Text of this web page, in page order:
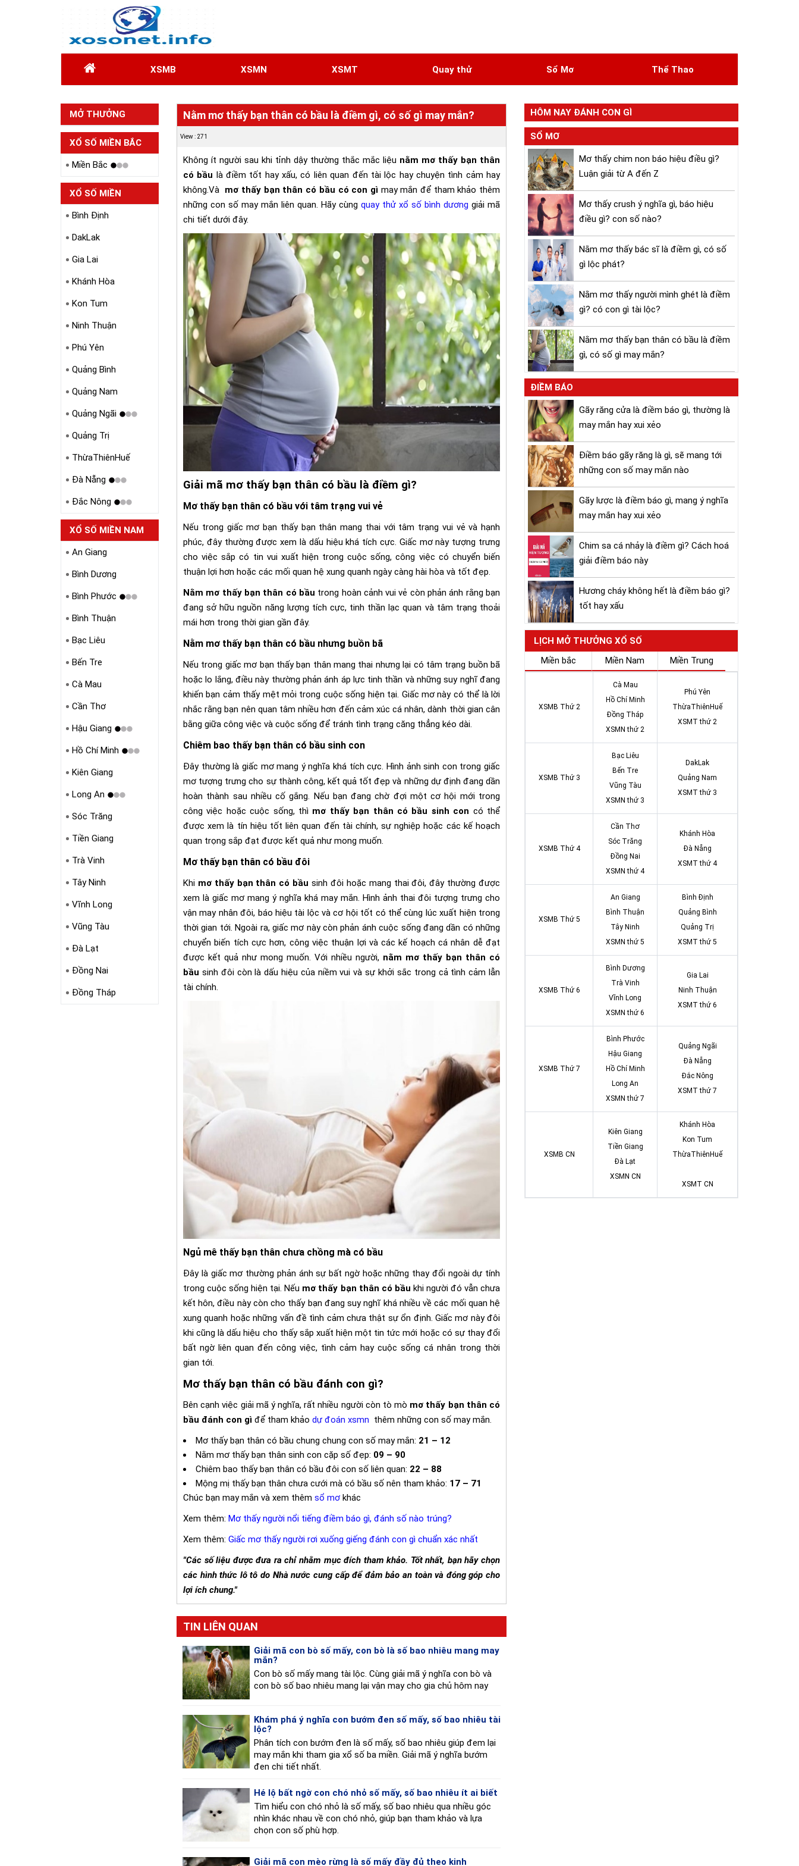
XSMB XSMN XSMT Quay thử Sổ Mơ Thể Thao
MỞ THƯỞNG
HÔM QUA
XỔ SỐ MIỀN BẮC
Miền Bắc
XỔ SỐ MIỀN
TRUNG
Bình Định
DakLak
Gia Lai
Khánh Hòa
Kon Tum
Ninh Thuận
Phú Yên
Quảng Bình
Quảng Nam
Quảng Ngãi
Quảng Trị
ThừaThiênHuế
Đà Nẵng
Đắc Nông
XỔ SỐ MIỀN NAM
An Giang
Bình Dương
Bình Phước
Bình Thuận
Bạc Liêu
Bến Tre
Cà Mau
Cần Thơ
Hậu Giang
Hồ Chí Minh
Kiên Giang
Long An
Sóc Trăng
Tiền Giang
Trà Vinh
Tây Ninh
Vĩnh Long
Vũng Tàu
Đà Lạt
Đồng Nai
Đồng Tháp
Nằm mơ thấy bạn thân có bầu là điềm gì, có số gì may mắn?
View : 271
Không ít người sau khi tỉnh dậy thường thắc mắc liệu nằm mơ thấy bạn thân
có bầu là điềm tốt hay xấu, có liên quan đến tài lộc hay chuyện tình cảm hay
không.Và mơ thấy bạn thân có bầu có con gìmay mắn để tham khảo thêm
những con số may mắn liên quan. Hãy cùng quay thử xổ số bình dương giải mã
chi tiết dưới đây.
Giải mã mơ thấy bạn thân có bầu là điềm gì?
Mơ thấy bạn thân có bầu với tâm trạng vui vẻ
Nếu trong giấc mơ bạn thấy bạn thân mang thai với tâm trạng vui vẻ và hạnh
phúc, đây thường được xem là dấu hiệu khá tích cực. Giấc mơ này tượng trưng
cho việc sắp có tin vui xuất hiện trong cuộc sống, công việc có chuyển biến
thuận lợi hơn hoặc các mối quan hệ xung quanh ngày càng hài hòa và tốt đẹp.
Nằm mơ thấy bạn thân có bầu trong hoàn cảnh vui vẻ còn phản ánh rằng bạn
đang sở hữu nguồn năng lượng tích cực, tinh thần lạc quan và tâm trạng thoải
mái hơn trong thời gian gần đây.
Nằm mơ thấy bạn thân có bầu nhưng buồn bã
Nếu trong giấc mơ bạn thấy bạn thân mang thai nhưng lại có tâm trạng buồn bã
hoặc lo lắng, điều này thường phản ánh áp lực tinh thần và những suy nghĩ đang
khiến bạn cảm thấy mệt mỏi trong cuộc sống hiện tại. Giấc mơ này có thể là lời
nhắc rằng bạn nên quan tâm nhiều hơn đến cảm xúc cá nhân, dành thời gian cân
bằng giữa công việc và cuộc sống để tránh tình trạng căng thẳng kéo dài.
Chiêm bao thấy bạn thân có bầu sinh con
Đây thường là giấc mơ mang ý nghĩa khá tích cực. Hình ảnh sinh con trong giấc
mơ tượng trưng cho sự thành công, kết quả tốt đẹp và những dự định đang dần
hoàn thành sau nhiều cố gắng. Nếu bạn đang chờ đợi một cơ hội mới trong
công việc hoặc cuộc sống, thì mơ thấy bạn thân có bầu sinh con có thể
được xem là tín hiệu tốt liên quan đến tài chính, sự nghiệp hoặc các kế hoạch
quan trọng sắp đạt được kết quả như mong muốn.
Mơ thấy bạn thân có bầu đôi
Khi mơ thấy bạn thân có bầu sinh đôi hoặc mang thai đôi, đây thường được
xem là giấc mơ mang ý nghĩa khá may mắn. Hình ảnh thai đôi tượng trưng cho
vận may nhân đôi, báo hiệu tài lộc và cơ hội tốt có thể cùng lúc xuất hiện trong
thời gian tới. Ngoài ra, giấc mơ này còn phản ánh cuộc sống đang dần có những
chuyển biến tích cực hơn, công việc thuận lợi và các kế hoạch cá nhân dễ đạt
được kết quả như mong muốn. Với nhiều người, nằm mơ thấy bạn thân có
bầu sinh đôi còn là dấu hiệu của niềm vui và sự khởi sắc trong cả tình cảm lẫn
tài chính.
Ngủ mê thấy bạn thân chưa chồng mà có bầu
Đây là giấc mơ thường phản ánh sự bất ngờ hoặc những thay đổi ngoài dự tính
trong cuộc sống hiện tại. Nếu mơ thấy bạn thân có bầu khi người đó vẫn chưa
kết hôn, điều này còn cho thấy bạn đang suy nghĩ khá nhiều về các mối quan hệ
xung quanh hoặc những vấn đề tình cảm chưa thật sự ổn định. Giấc mơ này đôi
khi cũng là dấu hiệu cho thấy sắp xuất hiện một tin tức mới hoặc có sự thay đổi
bất ngờ liên quan đến công việc, tình cảm hay cuộc sống cá nhân trong thời
gian tới.
Mơ thấy bạn thân có bầu đánh con gì?
Bên cạnh việc giải mã ý nghĩa, rất nhiều người còn tò mò mơ thấy bạn thân có
bầu đánh con gì để tham khảo dự đoán xsmn thêm những con số may mắn.
Mơ thấy bạn thân có bầu chung chung con số may mắn: 21 – 12
Nằm mơ thấy bạn thân sinh con cặp số đẹp: 09 – 90
Chiêm bao thấy bạn thân có bầu đôi con số liên quan: 22 – 88
Mộng mị thấy bạn thân chưa cưới mà có bầu số nên tham khảo: 17 – 71
Chúc bạn may mắn và xem thêm sổ mơ khác
Xem thêm: Mơ thấy người nổi tiếng điềm báo gì, đánh số nào trúng?
Xem thêm: Giấc mơ thấy người rơi xuống giếng đánh con gì chuẩn xác nhất
"Các số liệu được đưa ra chỉ nhằm mục đích tham khảo. Tốt nhất, bạn hãy chọn
các hình thức lô tô do Nhà nước cung cấp để đảm bảo an toàn và đóng góp cho
lợi ích chung."
TIN LIÊN QUAN
Giải mã con bò số mấy, con bò là số bao nhiêu mang may
mắn?
Con bò số mấy mang tài lộc. Cùng giải mã ý nghĩa con bò và
con bò số bao nhiêu mang lại vận may cho gia chủ hôm nay
Khám phá ý nghĩa con bướm đen số mấy, số bao nhiêu tài
lộc?
Phân tích con bướm đen là số mấy, số bao nhiêu giúp đem lại
may mắn khi tham gia xổ số ba miền. Giải mã ý nghĩa bướm
đen chi tiết nhất.
Hé lộ bất ngờ con chó nhỏ số mấy, số bao nhiêu ít ai biết
Tìm hiểu con chó nhỏ là số mấy, số bao nhiêu qua nhiều góc
nhìn khác nhau về con chó nhỏ, giúp bạn tham khảo và lựa
chọn con số phù hợp.
Giải mã con mèo rừng là số mấy đầy đủ theo kinh
HÔM NAY ĐÁNH CON GÌ
SỔ MƠ
Mơ thấy chim non báo hiệu điều gì?
Luận giải từ A đến Z
Mơ thấy crush ý nghĩa gì, báo hiệu
điều gì? con số nào?
Nằm mơ thấy bác sĩ là điềm gì, có số
gì lộc phát?
Nằm mơ thấy người mình ghét là điềm
gì? có con gì tài lộc?
Nằm mơ thấy bạn thân có bầu là điềm
gì, có số gì may mắn?
ĐIỀM BÁO
Gãy răng cửa là điềm báo gì, thường là
may mắn hay xui xẻo
Điềm báo gãy răng là gì, sẽ mang tới
những con số may mắn nào
Gãy lược là điềm báo gì, mang ý nghĩa
may mắn hay xui xẻo
Chim sa cá nhảy là điềm gì? Cách hoá
giải điềm báo này
Hương cháy không hết là điềm báo gì?
tốt hay xấu
LỊCH MỞ THƯỞNG XỔ SỐ
Miền bắc
Miền Nam Miền Trung
XSMB Thứ 2
Cà Mau
Hồ Chí Minh
Đồng Tháp
XSMN thứ 2
Phú Yên
ThừaThiênHuế
XSMT thứ 2
XSMB Thứ 3
Bạc Liêu
Bến Tre
Vũng Tàu
XSMN thứ 3
DakLak
Quảng Nam
XSMT thứ 3
XSMB Thứ 4
Cần Thơ
Sóc Trăng
Đồng Nai
XSMN thứ 4
Khánh Hòa
Đà Nẵng
XSMT thứ 4
XSMB Thứ 5
An Giang
Bình Thuận
Tây Ninh
XSMN thứ 5
Bình Định
Quảng Bình
Quảng Trị
XSMT thứ 5
XSMB Thứ 6
Bình Dương
Trà Vinh
Vĩnh Long
XSMN thứ 6
Gia Lai
Ninh Thuận
XSMT thứ 6
XSMB Thứ 7
Bình Phước
Hậu Giang
Hồ Chí Minh
Long An
XSMN thứ 7
Quảng Ngãi
Đà Nẵng
Đắc Nông
XSMT thứ 7
XSMB CN
Kiên Giang
Tiền Giang
Đà Lạt
XSMN CN
Khánh Hòa
Kon Tum
ThừaThiênHuế
XSMT CN